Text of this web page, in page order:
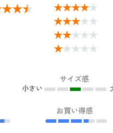
サイズ感
小さい
お買い得感